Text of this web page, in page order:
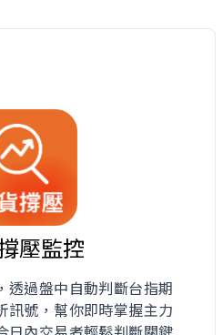
壓監控
透過盤中自動判斷台指期
訊號，幫你即時掌握主力